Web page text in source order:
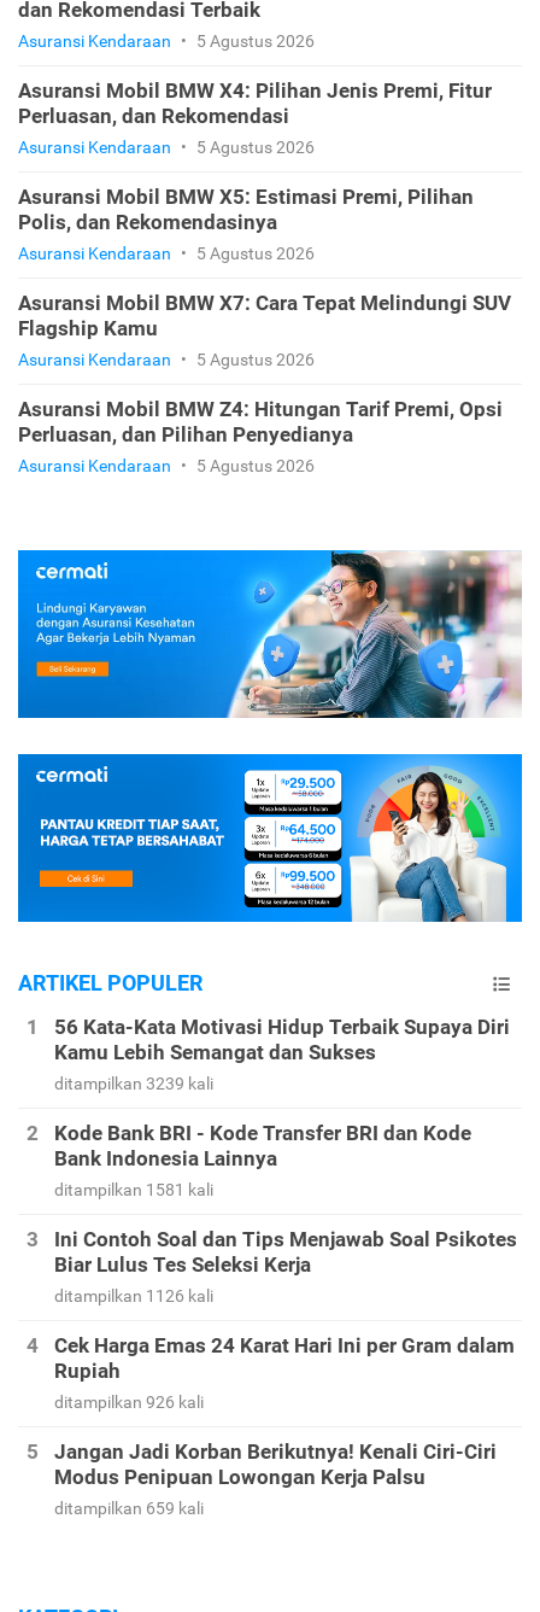
dan Rekomendasi Terbaik
Asuransi Kendaraan • 5 Agustus 2026
Asuransi Mobil BMW X4: Pilihan Jenis Premi, Fitur
Perluasan, dan Rekomendasi
Asuransi Kendaraan • 5 Agustus 2026
Asuransi Mobil BMW X5: Estimasi Premi, Pilihan
Polis, dan Rekomendasinya
Asuransi Kendaraan • 5 Agustus 2026
Asuransi Mobil BMW X7: Cara Tepat Melindungi SUV
Flagship Kamu
Asuransi Kendaraan • 5 Agustus 2026
Asuransi Mobil BMW Z4: Hitungan Tarif Premi, Opsi
Perluasan, dan Pilihan Penyedianya
Asuransi Kendaraan • 5 Agustus 2026
ARTIKEL POPULER
56 Kata-Kata Motivasi Hidup Terbaik Supaya Diri
Kamu Lebih Semangat dan Sukses
ditampilkan 3239 kali
Kode Bank BRI - Kode Transfer BRI dan Kode
Bank Indonesia Lainnya
ditampilkan 1581 kali
Ini Contoh Soal dan Tips Menjawab Soal Psikotes
Biar Lulus Tes Seleksi Kerja
ditampilkan 1126 kali
Cek Harga Emas 24 Karat Hari Ini per Gram dalam
Rupiah
ditampilkan 926 kali
Jangan Jadi Korban Berikutnya! Kenali Ciri-Ciri
Modus Penipuan Lowongan Kerja Palsu
ditampilkan 659 kali